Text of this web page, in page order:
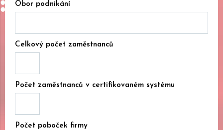
Obor podnikání
Celkový počet zaměstnanců
Počet zaměstnanců v certifikovaném systému
Počet poboček firmy